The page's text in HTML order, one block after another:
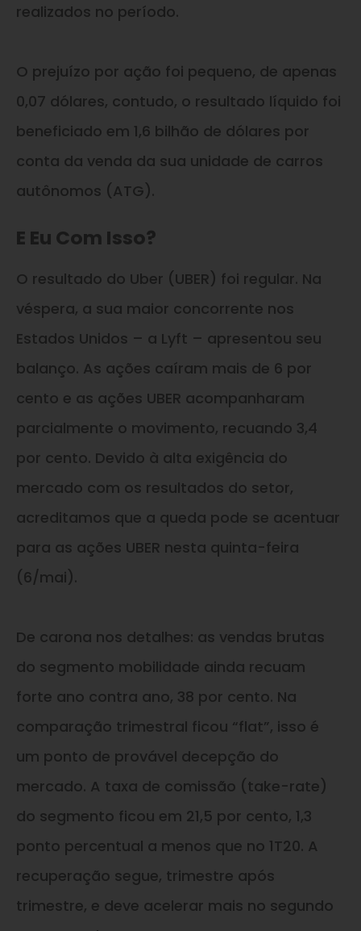
realizados no período.
O prejuízo por ação foi pequeno, de apenas
0,07 dólares, contudo, o resultado líquido foi
beneficiado em 1,6 bilhão de dólares por
conta da venda da sua unidade de carros
autônomos (ATG).
E Eu Com Isso?
O resultado do Uber (UBER) foi regular. Na
véspera, a sua maior concorrente nos
Estados Unidos – a Lyft – apresentou seu
balanço. As ações caíram mais de 6 por
cento e as ações UBER acompanharam
parcialmente o movimento, recuando 3,4
por cento. Devido à alta exigência do
mercado com os resultados do setor,
acreditamos que a queda pode se acentuar
para as ações UBER nesta quinta-feira
(6/mai).
De carona nos detalhes: as vendas brutas
do segmento mobilidade ainda recuam
forte ano contra ano, 38 por cento. Na
comparação trimestral ficou “flat”, isso é
um ponto de provável decepção do
mercado. A taxa de comissão (take-rate)
do segmento ficou em 21,5 por cento, 1,3
ponto percentual a menos que no 1T20. A
recuperação segue, trimestre após
trimestre, e deve acelerar mais no segundo